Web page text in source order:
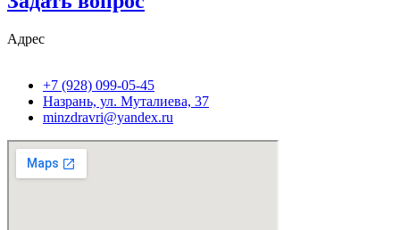
Адрес
+7 (928) 099-05-45
Назрань, ул. Муталиева, 37
minzdravri@yandex.ru